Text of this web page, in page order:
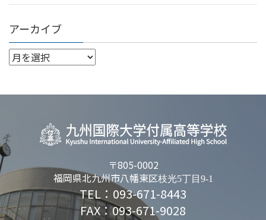
アーカイブ
〒805-0002
福岡県北九州市八幡東区枝光5丁目9-1
TEL：093-671-8443
FAX：093-671-9028